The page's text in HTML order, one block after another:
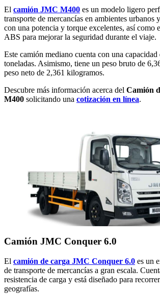
El camión JMC M400 es un modelo ligero
transporte de mercancías en ambientes urbanos
con una potencia y torque excelentes, así como
ABS para mejorar la seguridad durante el viaje.
Este camión mediano cuenta con una capacidad
toneladas. Asimismo, tiene un peso bruto de
peso neto de 2,361 kilogramos.
Descubre más información acerca del Camión
M400 solicitando una cotización en línea.
Camión JMC Conquer 6.0
El camión de carga JMC Conquer 6.0 es un
de transporte de mercancías a gran escala.
resistencia de carga y está diseñado para
geografías.